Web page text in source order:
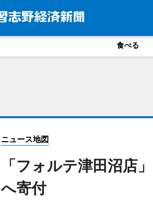
食べる
ニュース地図
「フォルテ津田沼店
へ寄付